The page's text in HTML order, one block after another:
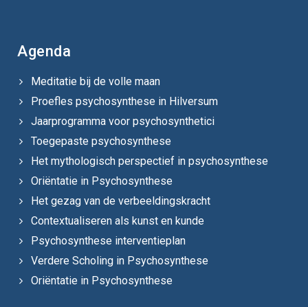
Agenda
Meditatie bij de volle maan
Proefles psychosynthese in Hilversum
Jaarprogramma voor psychosynthetici
Toegepaste psychosynthese
Het mythologisch perspectief in psychosynthese
Oriëntatie in Psychosynthese
Het gezag van de verbeeldingskracht
Contextualiseren als kunst en kunde
Psychosynthese interventieplan
Verdere Scholing in Psychosynthese
Oriëntatie in Psychosynthese